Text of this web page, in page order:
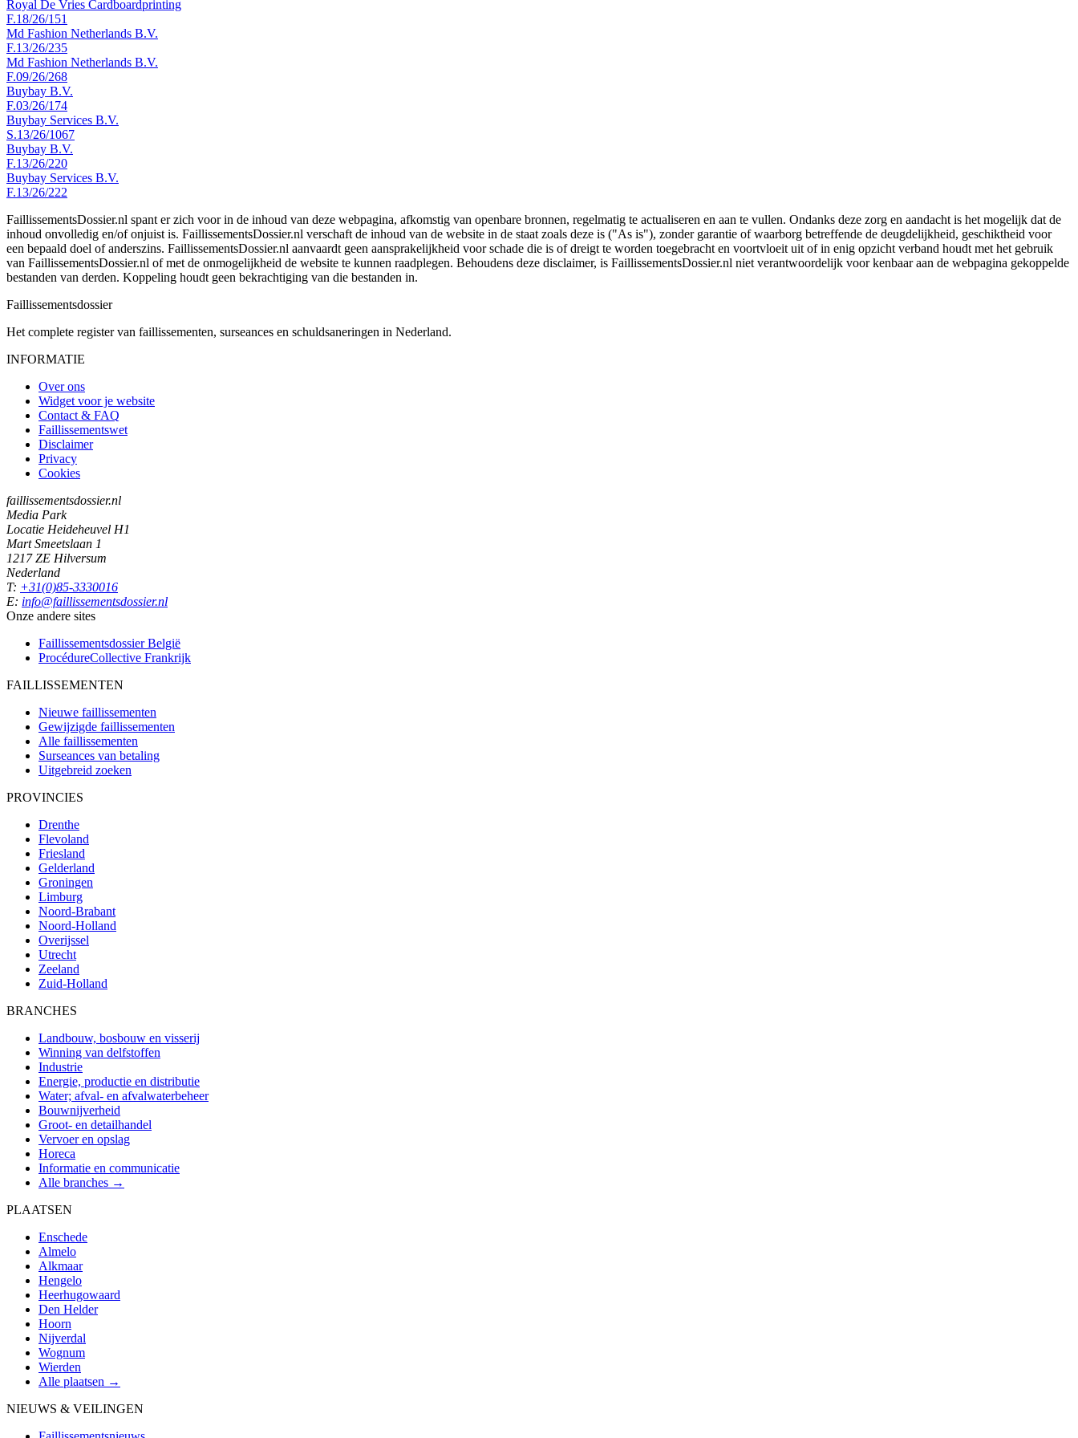
Royal De Vries Cardboardprinting
F.18/26/151
Md Fashion Netherlands B.V.
F.13/26/235
Md Fashion Netherlands B.V.
F.09/26/268
Buybay B.V.
F.03/26/174
Buybay Services B.V.
S.13/26/1067
Buybay B.V.
F.13/26/220
Buybay Services B.V.
F.13/26/222
FaillissementsDossier.nl spant er zich voor in de inhoud van deze webpagina, afkomstig van openbare bronnen, regelmatig te actualiseren en aan te vullen. Ondanks deze zorg en aandacht is het mogelijk dat de
inhoud onvolledig en/of onjuist is. FaillissementsDossier.nl verschaft de inhoud van de website in de staat zoals deze is ("As is"), zonder garantie of waarborg betreffende de deugdelijkheid, geschiktheid voor
een bepaald doel of anderszins. FaillissementsDossier.nl aanvaardt geen aansprakelijkheid voor schade die is of dreigt te worden toegebracht en voortvloeit uit of in enig opzicht verband houdt met het gebruik
van FaillissementsDossier.nl of met de onmogelijkheid de website te kunnen raadplegen. Behoudens deze disclaimer, is FaillissementsDossier.nl niet verantwoordelijk voor kenbaar aan de webpagina gekoppelde
bestanden van derden. Koppeling houdt geen bekrachtiging van die bestanden in.
Faillissementsdossier
Het complete register van faillissementen, surseances en schuldsaneringen in Nederland.
INFORMATIE
Over ons
Widget voor je website
Contact & FAQ
Faillissementswet
Disclaimer
Privacy
Cookies
faillissementsdossier.nl
Media Park
Locatie Heideheuvel H1
Mart Smeetslaan 1
1217 ZE Hilversum
Nederland
T: +31(0)85-3330016
E: info@faillissementsdossier.nl
Onze andere sites
Faillissementsdossier België
ProcédureCollective Frankrijk
FAILLISSEMENTEN
Nieuwe faillissementen
Gewijzigde faillissementen
Alle faillissementen
Surseances van betaling
Uitgebreid zoeken
PROVINCIES
Drenthe
Flevoland
Friesland
Gelderland
Groningen
Limburg
Noord-Brabant
Noord-Holland
Overijssel
Utrecht
Zeeland
Zuid-Holland
BRANCHES
Landbouw, bosbouw en visserij
Winning van delfstoffen
Industrie
Energie, productie en distributie
Water; afval- en afvalwaterbeheer
Bouwnijverheid
Groot- en detailhandel
Vervoer en opslag
Horeca
Informatie en communicatie
Alle branches →
PLAATSEN
Enschede
Almelo
Alkmaar
Hengelo
Heerhugowaard
Den Helder
Hoorn
Nijverdal
Wognum
Wierden
Alle plaatsen →
NIEUWS & VEILINGEN